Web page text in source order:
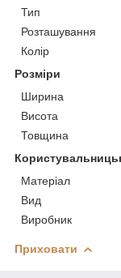
Тип
Розташування
Колір
Розміри
Ширина
Висота
Товщина
Матеріал
Вид
Виробник
Приховати